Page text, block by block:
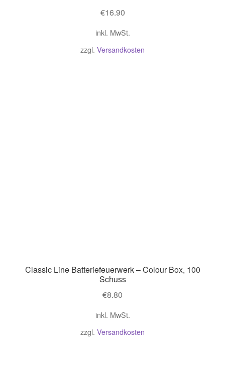
€16.90
inkl. MwSt.
zzgl. Versandkosten
Classic Line Batteriefeuerwerk – Colour Box, 100
Schuss
€8.80
inkl. MwSt.
zzgl. Versandkosten